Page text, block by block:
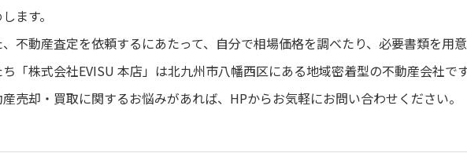
ます。
、不動産査定を依頼するにあたって、自分で相場価格を調べたり、必要書類を用
「株式会社EVISU 本店」は北九州市八幡西区にある地域密着型の不動産会社です
売却・買取に関するお悩みがあれば、HPからお気軽にお問い合わせください。